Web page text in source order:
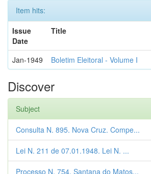
Item hits:
Issue
Date
Title
Jan-1949 Boletim Eleitoral - Volume I
Discover
Subject
Consulta N. 895. Nova Cruz. Compe...
Lei N. 211 de 07.01.1948. Lei N. ...
Processo N. 754. Santana do Matos...